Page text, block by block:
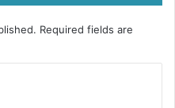
sebagai duta
untuk menjadi
Indonesia
Required fields are